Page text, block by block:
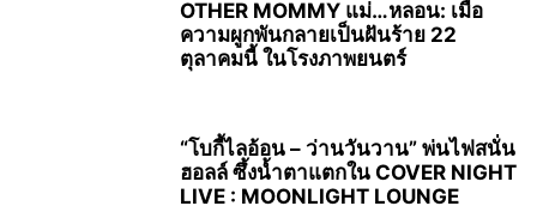
OTHER MOMMY แม่…หลอน: เมื่อ
ความผูกพันกลายเป็นฝันร้าย 22
ตุลาคมนี้ ในโรงภาพยนตร์
“โบกี้ไลอ้อน – ว่านวันวาน” พ่นไฟสนั่น
ฮอลล์ ซึ้งน้ำตาแตกใน COVER NIGHT
LIVE : MOONLIGHT LOUNGE